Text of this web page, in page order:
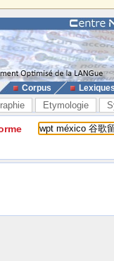
Corpus
Etymologie